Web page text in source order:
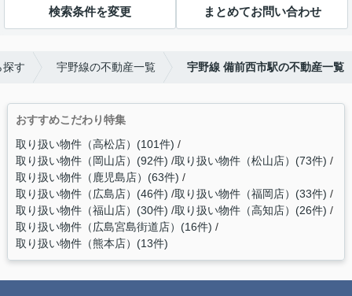
検索条件を変更 まとめてお問い合わせ
探す 宇野線の不動産一覧 宇野線 備前西市駅の不動産一覧
おすすめこだわり特集
取り扱い物件（高松店）(101件)
取り扱い物件（岡山店）(92件) 取り扱い物件（松山店）(73件)
取り扱い物件（鹿児島店）(63件)
取り扱い物件（広島店）(46件) 取り扱い物件（福岡店）(33件)
取り扱い物件（福山店）(30件) 取り扱い物件（高知店）(26件)
取り扱い物件（広島宮島街道店）(16件)
取り扱い物件（熊本店）(13件)